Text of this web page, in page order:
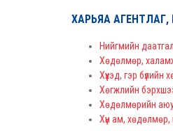
ХАРЬЯА АГЕНТЛАГ,
Нийгмийн
Хөдөлмөр,
Хүүхэд, гэр
Хөгжлийн
Хөдөлмөрийн
Хүн ам,